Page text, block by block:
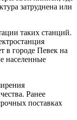
затруднена или
таких станций.
в городе Певек на
населенные
Ранее
поставках